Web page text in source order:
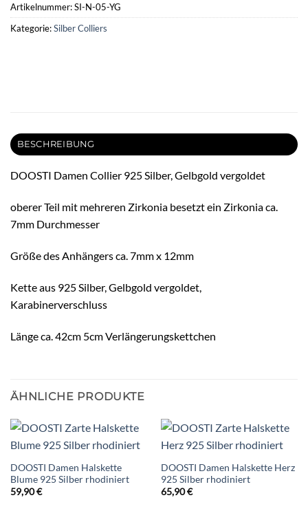
Artikelnummer:SI-N-05-YG
Kategorie:Silber Colliers
BESCHREIBUNG
DOOSTI Damen Collier 925 Silber, Gelbgold vergoldet
oberer Teil mit mehreren Zirkonia besetzt ein Zirkonia ca.
7mm Durchmesser
Größe des Anhängers ca. 7mm x 12mm
Kette aus 925 Silber, Gelbgold vergoldet,
Karabinerverschluss
Länge ca. 42cm 5cm Verlängerungskettchen
ÄHNLICHE PRODUKTE
DOOSTI Damen Halskette
Blume 925 Silber rhodiniert
59,90€
DOOSTI Damen Halskette Herz
925 Silber rhodiniert
65,90€